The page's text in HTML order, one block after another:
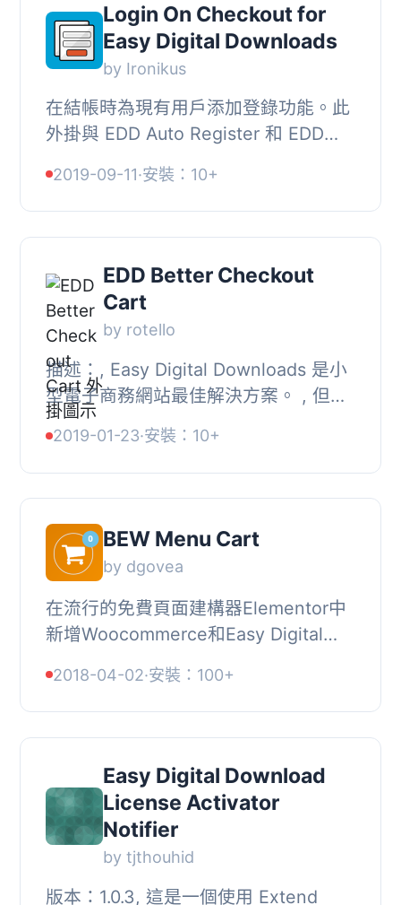
Login On Checkout for
Easy Digital Downloads
by Ironikus
在結帳時為現有用戶添加登錄功能。此
外掛與 EDD Auto Register 和 EDD
更多詳情，請前往我們的外掛頁, 功能,
, 在結帳時...
2019-09-11·安裝：10+
EDD Better Checkout
Cart
by rotello
描述：, Easy Digital Downloads 是小
型電子商務網站最佳解決方案。 , 但
是，就我所知，EDD 有一個大問題：結
帳/購物車的 CTR（點擊通過率）不如
它本來應該的...
2019-01-23·安裝：10+
BEW Menu Cart
by dgovea
在流行的免費頁面建構器Elementor中
新增Woocommerce和Easy Digital
們的專業版本Briefcase Elementor
Widgets了解更多：B...
2018-04-02·安裝：100+
Easy Digital Download
License Activator
Notifier
by tjthouhid
版本：1.0.3, 這是一個使用 Extend